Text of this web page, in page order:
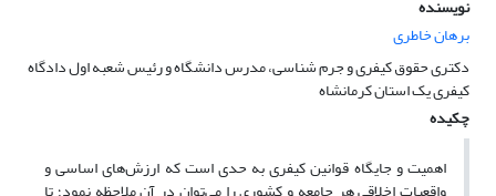
نویسنده
برهان خاطری
دکتری حقوق کیفری و جرم شناسی، مدرس دانشگاه و رئیس شعبه اول دادگاه
کیفری یک استان کرمانشاه
چکیده
اهمیت و جایگاه قوانین کیفری به حدی است که ارزش‌های اساسی و